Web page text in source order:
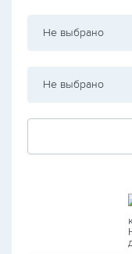
Не выбрано
Не выбрано